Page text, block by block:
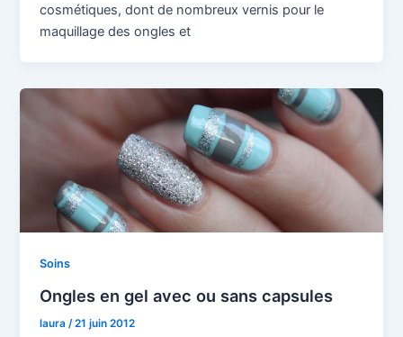
cosmétiques, dont de nombreux vernis pour le
maquillage des ongles et
Soins
Ongles en gel avec ou sans capsules
laura /21 juin 2012